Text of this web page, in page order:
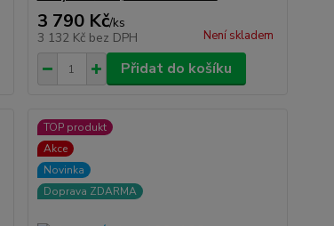
3 790 Kč/ks
3 132 Kč bez DPH Není skladem
Přidat do košíku
TOP produkt
Akce
Novinka
Doprava ZDARMA